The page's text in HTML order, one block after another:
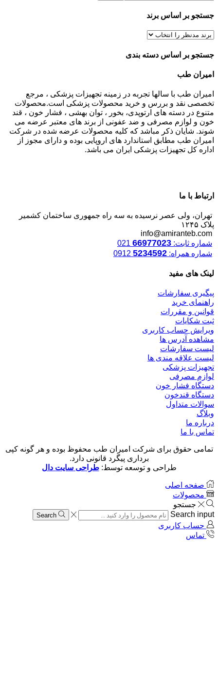
جستجو بر اساس برند
جستجو بر اساس دسته بندی
امیران طب
امیران طب با سالها تجربه در زمینه تجهیزات پزشکی ، مرجع
تخصصی نقد و بررس و خرید محصولات پزشکی است.محصولات
متنوع در دسته های ارتوپدی، بخور ، توان بهشی ، فشار خون ، قند
خون و لوازم مصرفی و ضد عفونی از برند های معتبر عرضه می
شوند. شایان ذکر مباشد که کلیه محصولات عرضه شده در شرکت
امیران طب مطابق استاندارد های اروپایی بوده و دارای مجوز از
اداره کل تجهیزات پزشکی ایران می باشد.
ارتباط با ما
تهران، ولی عصر نرسیده به سه راه جمهوری ساختمان کشمیر
پلاک ۱۲۴۵
info@amiranteb.com
شماره ثابت: 66977023
شماره همراه: 5234592
لینک های مفید
پیگیری سفارشات
راهنمای خرید
قوانین و مقررات
ثبت شکایات
ویرایش حساب کاربری
مشاهده آدرس ها
لیست سفارشات
لیست علاقه مندی ها
تجهیزات پزشکی
لوازم مصرفی
دستگاه فشار خون
دستگاه قندخون
سوالات متداول
وبلاگ
درباره ما
تماس با ما
تمامی حقوق برای شرکت امیران طب محفوظ بوده و هر گونه کپی
برداری پیگرد قانونی دارد.
طراحی و توسعه توسط:طراحی سایت دال
صفحه اصلی
محصولات
جستجو
Search input
Search
حساب کاربری
تماس